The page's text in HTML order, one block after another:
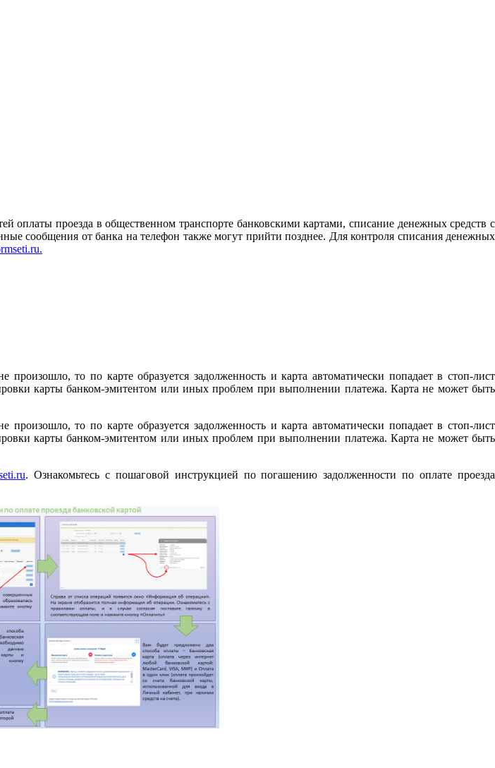
проезда в общественном транспорте банковскими картами, списание денежных средств с
сообщения от банка на телефон также могут прийти позднее. Для контроля списания денежных
то по карте образуется задолженность и карта автоматически попадает в стоп-лист
карты банком-эмитентом или иных проблем при выполнении платежа. Карта не может быть
то по карте образуется задолженность и карта автоматически попадает в стоп-лист
карты банком-эмитентом или иных проблем при выполнении платежа. Карта не может быть
. Ознакомьтесь с пошаговой инструкцией по погашению задолженности по оплате проезда